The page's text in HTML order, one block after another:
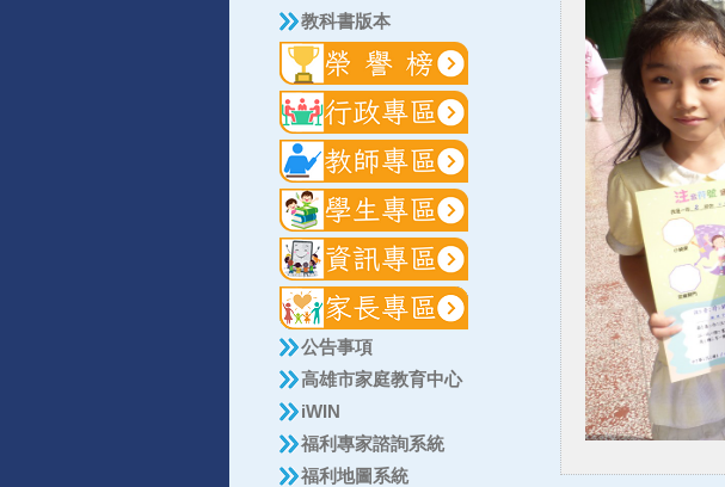
教科書版本
公告事項
高雄市家庭教育中心
iWIN
福利專家諮詢系統
福利地圖系統